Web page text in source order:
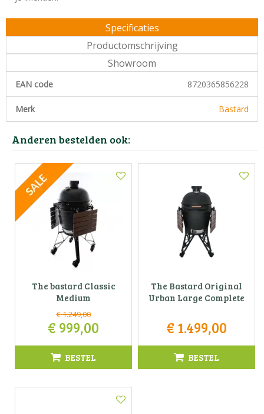
Specificaties
Productomschrijving
Showroom
EAN code 8720365856228
Merk Bastard
Anderen bestelden ook:
The bastard Classic
Medium
€1.249,00
€ 999,00
BESTEL
The Bastard Original
Urban Large Complete
€ 1.499,00
BESTEL